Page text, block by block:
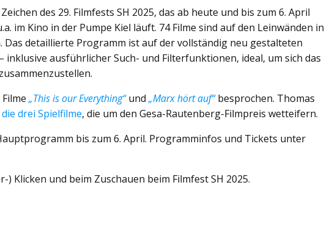
des 29. Filmfests SH 2025, das ab heute und bis zum 6. April
im Kino in der Pumpe Kiel läuft. 74 Filme sind auf den Leinwänden in
detaillierte Programm ist auf der vollständig neu gestalteten
inklusive ausführlicher Such- und Filterfunktionen, ideal, um sich das
Filme„This is our Everything“und„Marx hört auf“besprochen. Thomas
drei Spielfilme, die um den Gesa-Rautenberg-Filmpreis wetteifern.
bis zum 6. April. Programminfos und Tickets unter
) Klicken und beim Zuschauen beim Filmfest SH 2025.